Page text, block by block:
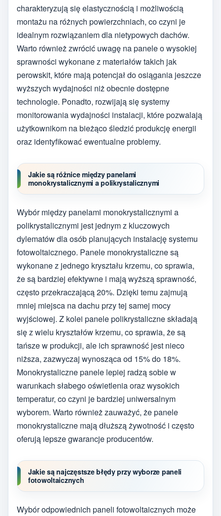
charakteryzują się elastycznością i możliwością
montażu na różnych powierzchniach, co czyni je
idealnym rozwiązaniem dla nietypowych dachów.
Warto również zwrócić uwagę na panele o wysokiej
sprawności wykonane z materiałów takich jak
perowskit, które mają potencjał do osiągania jeszcze
wyższych wydajności niż obecnie dostępne
technologie. Ponadto, rozwijają się systemy
monitorowania wydajności instalacji, które pozwalają
użytkownikom na bieżąco śledzić produkcję energii
oraz identyfikować ewentualne problemy.
Jakie są różnice między panelami
monokrystalicznymi a polikrystalicznymi
Wybór między panelami monokrystalicznymi a
polikrystalicznymi jest jednym z kluczowych
dylematów dla osób planujących instalację systemu
fotowoltaicznego. Panele monokrystaliczne są
wykonane z jednego kryształu krzemu, co sprawia,
że są bardziej efektywne i mają wyższą sprawność,
często przekraczającą 20%. Dzięki temu zajmują
mniej miejsca na dachu przy tej samej mocy
wyjściowej. Z kolei panele polikrystaliczne składają
się z wielu kryształów krzemu, co sprawia, że są
tańsze w produkcji, ale ich sprawność jest nieco
niższa, zazwyczaj wynosząca od 15% do 18%.
Monokrystaliczne panele lepiej radzą sobie w
warunkach słabego oświetlenia oraz wysokich
temperatur, co czyni je bardziej uniwersalnym
wyborem. Warto również zauważyć, że panele
monokrystaliczne mają dłuższą żywotność i często
oferują lepsze gwarancje producentów.
Jakie są najczęstsze błędy przy wyborze paneli
fotowoltaicznych
Wybór odpowiednich paneli fotowoltaicznych może